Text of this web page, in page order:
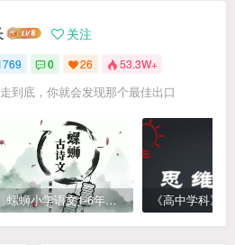
关注
0 26 53.3W+
到底，你就会发现那个最佳出口
螺蛳小学语文1-6年级《小学古诗文》课程视频